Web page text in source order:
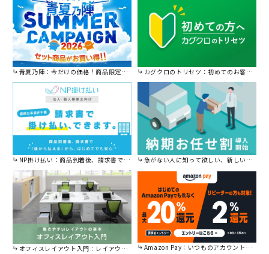
青夏乃陣：今だけの価格！商品限定セール開催中です。 カグクロのトリセツ：初めてのお客様はこちら。
NP掛け払い：商品到着後、請求書で後から払えます。 急がない人に知って欲しい、新しい割引を始めました。
オフィスレイアウト入門：レイアウトの基本をご紹介。 Amazon Pay：いつものアカウントで簡単に決済可能。